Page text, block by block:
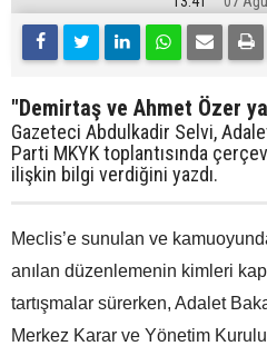
"Demirtaş ve Ahmet Özer
Gazeteci Abdulkadir Selvi,
Parti MKYK toplantısında
ilişkin bilgi verdiğini yazdı.
Meclis’e sunulan ve
anılan düzenlemenin kimleri
tartışmalar sürerken, Adalet
Merkez Karar ve Yönetim Kurulu